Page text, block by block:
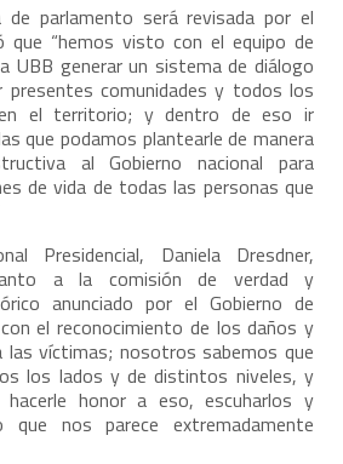
de parlamento será revisada por el
que “hemos visto con el equipo de
UBB generar un sistema de diálogo
presentes comunidades y todos los
el territorio; y dentro de eso ir
que podamos plantearle de manera
al Gobierno nacional para
de vida de todas las personas que
Presidencial, Daniela Dresdner,
a la comisión de verdad y
anunciado por el Gobierno de
el reconocimiento de los daños y
las víctimas; nosotros sabemos que
los lados y de distintos niveles, y
honor a eso, escuharlos y
que nos parece extremadamente